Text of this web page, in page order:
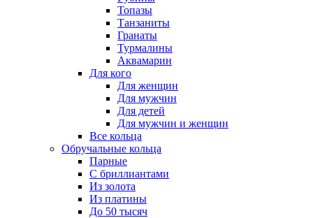
Топазы
Танзаниты
Гранаты
Турмалины
Аквамарин
Для кого
Для женщин
Для мужчин
Для детей
Для мужчин и женщин
Все кольца
Обручальные кольца
Парные
С бриллиантами
Из золота
Из платины
До 50 тысяч